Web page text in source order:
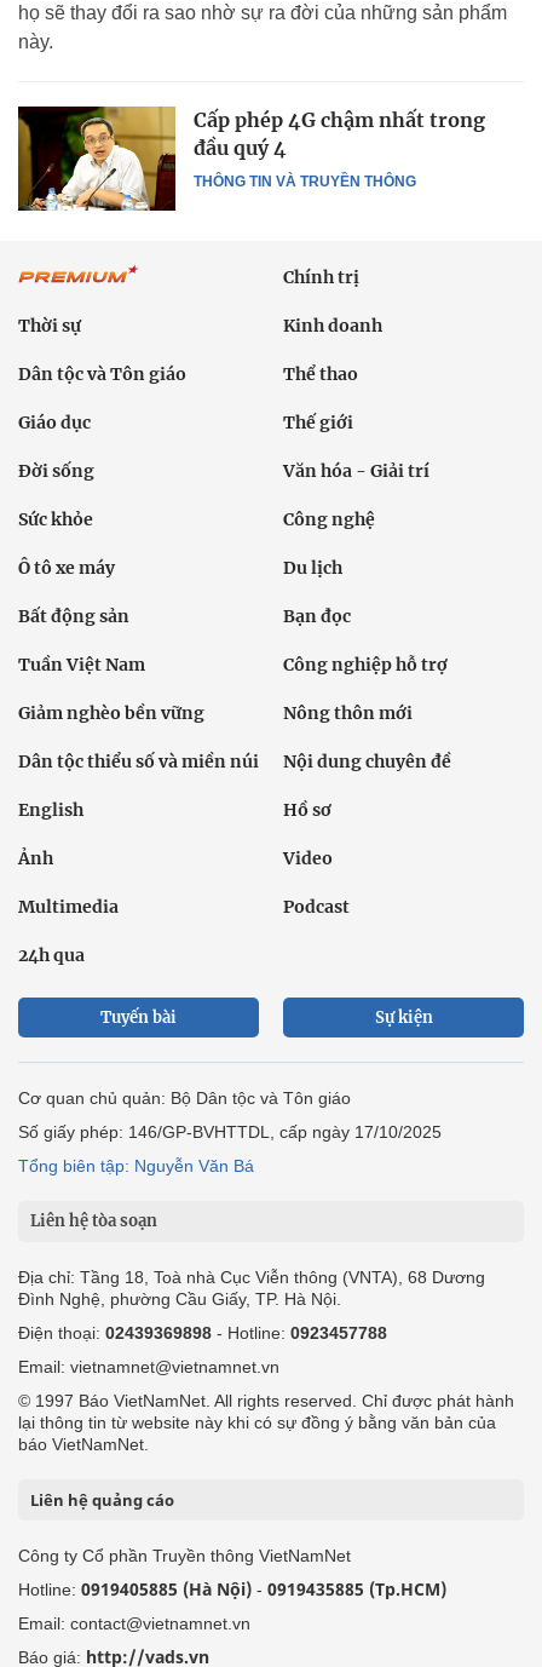
họ sẽ thay đổi ra sao nhờ sự ra đời của những sản phẩm
này.
THÔNG TIN VÀ TRUYỀN THÔNG
Cấp phép 4G chậm nhất trong
đầu quý 4
Chính trị
Thời sự Kinh doanh
Dân tộc và Tôn giáo Thể thao
Giáo dục Thế giới
Đời sống Văn hóa - Giải trí
Sức khỏe Công nghệ
Ô tô xe máy Du lịch
Bất động sản Bạn đọc
Tuần Việt Nam Công nghiệp hỗ trợ
Giảm nghèo bền vững Nông thôn mới
Dân tộc thiểu số và miền núi Nội dung chuyên đề
English Hồ sơ
Ảnh Video
Multimedia Podcast
24h qua
Tuyến bài Sự kiện
Cơ quan chủ quản: Bộ Dân tộc và Tôn giáo
Số giấy phép: 146/GP-BVHTTDL, cấp ngày 17/10/2025
Tổng biên tập: Nguyễn Văn Bá
Liên hệ tòa soạn
Địa chỉ: Tầng 18, Toà nhà Cục Viễn thông (VNTA), 68 Dương
Đình Nghệ, phường Cầu Giấy, TP. Hà Nội.
Điện thoại: 02439369898 - Hotline: 0923457788
Email: vietnamnet@vietnamnet.vn
© 1997 Báo VietNamNet. All rights reserved. Chỉ được phát hành
lại thông tin từ website này khi có sự đồng ý bằng văn bản của
báo VietNamNet.
Liên hệ quảng cáo
Công ty Cổ phần Truyền thông VietNamNet
Hotline: 0919405885 (Hà Nội) - 0919435885 (Tp.HCM)
Email: contact@vietnamnet.vn
Báo giá: http://vads.vn